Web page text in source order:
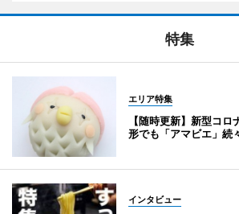
特集
エリア特集
【随時更新】新型コ
形でも「アマビエ」続
インタビュー